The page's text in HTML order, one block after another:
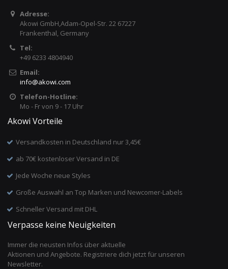
Adresse:
Akowi GmbH,Adam-Opel-Str. 22 67227
Frankenthal, Germany
Tel:
+49 6233 4804940
Email:
info@akowi.com
Telefon-Hotline:
Mo - Fr von 9 - 17 Uhr
Akowi Vorteile
Versandkosten in Deutschland nur 3,45€
ab 70€ kostenloser Versand in DE
Jede Woche neue Styles
Große Auswahl an Top Marken und Newcomer-Labels
Schneller Versand mit DHL
Verpasse keine Neuigkeiten
Immer die neusten Infos über aktuelle
Aktionen und Angebote. Registriere dich jetzt für unseren
Newsletter.